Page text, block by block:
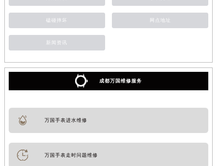
磕碰摔坏 网点地址
新闻资讯
成都万国维修服务
万国手表进水维修
万国手表走时问题维修